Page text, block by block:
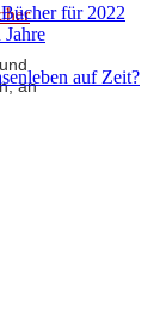
an
für 2022
auf Zeit?